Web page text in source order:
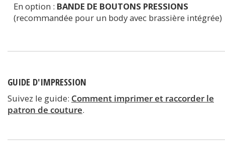
En option : BANDE DE BOUTONS PRESSIONS
(recommandée pour un body avec brassière intégrée)
GUIDE D'IMPRESSION
Suivez le guide: Comment imprimer et raccorder le
patron de couture.